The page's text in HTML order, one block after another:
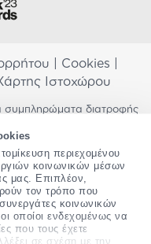
περιεχομένου
κοινωνικών μέσων
μας. Επιπλέον,
τον τρόπο που
κοινωνικών
οποίοι ενδεχομένως να
που τους έχετε
σε σχέση με την
Cookies
Ιστοχώρου
συμπληρώματα διατροφής
ή θεραπεία ανθρώπινης
σας εάν είστε έγκυος,
φαρμακευτική αγωγή ή
πριν χρησιμοποιήσετε
Προσπαθούμε διαρκώς να
Σε περίπτωση
σχετικά με αυτές,
μαζί μας.